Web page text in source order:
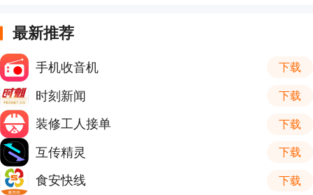
最新推荐
手机收音机 下载
时刻新闻 下载
装修工人接单 下载
互传精灵 下载
食安快线 下载